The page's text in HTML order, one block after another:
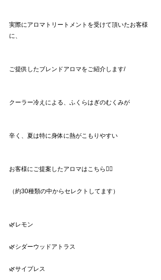
実際にアロマトリートメントを受けて頂いたお客様
に、
ご提供したブレンドアロマをご紹介します/
クーラー冷えによる、ふくらはぎのむくみが
辛く、夏は特に身体に熱がこもりやすい
お客様にご提案したアロマはこちら💁‍♀️
（約30種類の中からセレクトしてます）
🌿レモン
🌿シダーウッドアトラス
🌿サイプレス